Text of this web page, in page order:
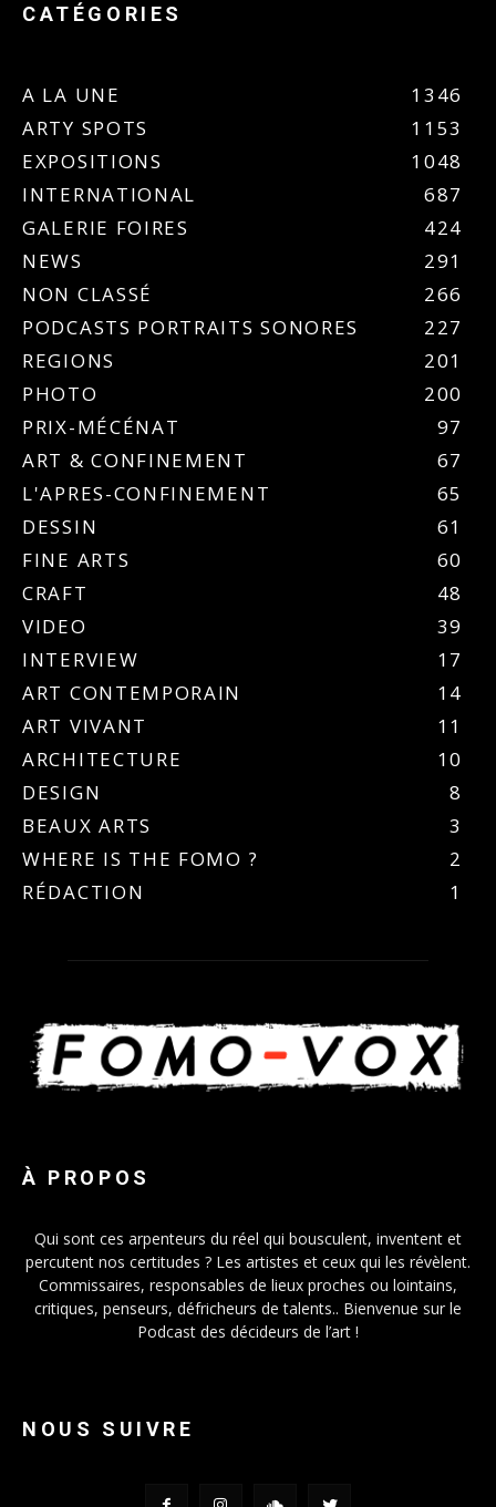
CATÉGORIES
A LA UNE
1346
ARTY SPOTS
1153
EXPOSITIONS
1048
INTERNATIONAL
687
GALERIE FOIRES
424
NEWS
291
NON CLASSÉ
266
PODCASTS PORTRAITS SONORES
227
REGIONS
201
PHOTO
200
PRIX-MÉCÉNAT
97
ART & CONFINEMENT
67
L'APRES-CONFINEMENT
65
DESSIN
61
FINE ARTS
60
CRAFT
48
VIDEO
39
INTERVIEW
17
ART CONTEMPORAIN
14
ART VIVANT
11
ARCHITECTURE
10
DESIGN
8
BEAUX ARTS
3
WHERE IS THE FOMO ?
2
RÉDACTION
1
À PROPOS
Qui sont ces arpenteurs du réel qui bousculent, inventent et
percutent nos certitudes ? Les artistes et ceux qui les révèlent.
Commissaires, responsables de lieux proches ou lointains,
critiques, penseurs, défricheurs de talents.. Bienvenue sur le
Podcast des décideurs de l’art !
NOUS SUIVRE